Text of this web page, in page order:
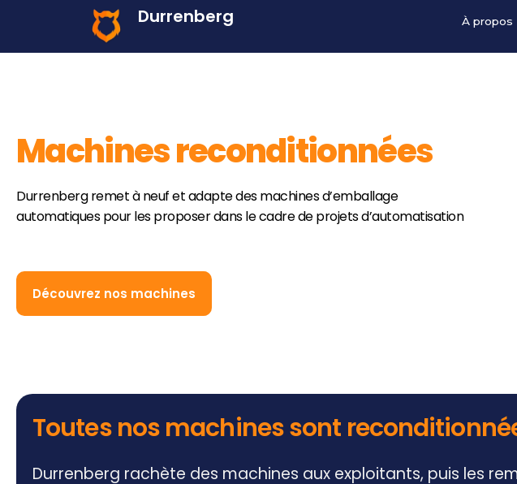
Durrenberg À propos
Machines reconditionnées
Durrenberg remet à neuf et adapte des machines d’emballage
automatiques pour les proposer dans le cadre de projets d’automatisation
Découvrez nos machines
Toutes nos machines sont
Durrenberg rachète des machines aux exploitants, puis les